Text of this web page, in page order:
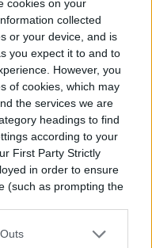
cookies on your
collected
or your device, and is
you expect it to and to
However, you
of cookies, which may
the services we are
headings to find
according to your
First Party Strictly
in order to ensure
(such as prompting the
vivir de una
de ‘streaming’
Game’.